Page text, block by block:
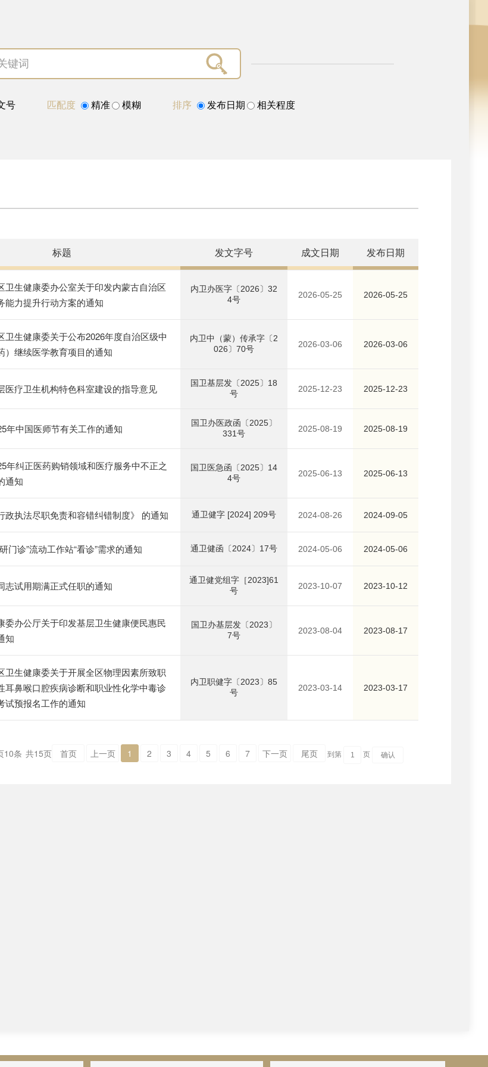
号 匹配度 精准 模糊 排序 发布日期 相关程度
标题 发文字号 成文日期 发布日期
卫生健康委办公室关于印发内蒙古自治区
能力提升行动方案的通知
内卫办医字〔2026〕32
4号
2026-05-25 2026-05-25
卫生健康委关于公布2026年度自治区级中
）继续医学教育项目的通知
内卫中（蒙）传承字〔2
026〕70号
2026-03-06 2026-03-06
医疗卫生机构特色科室建设的指导意见
国卫基层发〔2025〕18
号
2025-12-23 2025-12-23
年中国医师节有关工作的通知
国卫办医政函〔2025〕
331号
2025-08-19 2025-08-19
年纠正医药购销领域和医疗服务中不正之
通知
国卫医急函〔2025〕14
4号
2025-06-13 2025-06-13
政执法尽职免责和容错纠错制度》 的通知 通卫健字 [2024] 209号 2024-08-26 2024-09-05
门诊”流动工作站“看诊”需求的通知 通卫健函〔2024〕17号 2024-05-06 2024-05-06
志试用期满正式任职的通知
通卫健党组字［2023]61
号
2023-10-07 2023-10-12
委办公厅关于印发基层卫生健康便民惠民
知
国卫办基层发〔2023〕
7号
2023-08-04 2023-08-17
卫生健康委关于开展全区物理因素所致职
耳鼻喉口腔疾病诊断和职业性化学中毒诊
试预报名工作的通知
内卫职健字〔2023〕85
号
2023-03-14 2023-03-17
10条 共15页 首页 上一页 1 2 3 4 5 6 7 下一页 尾页 到第 页